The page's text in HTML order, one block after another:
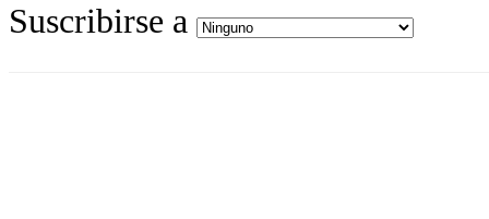
Suscribirse a